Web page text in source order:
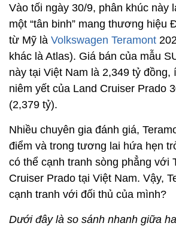
Vào tối ngày 30/9, phân khúc này
một “tân binh” mang thương hiệu
từ Mỹ là Volkswagen Teramont
khác là Atlas). Giá bán của mẫu
này tại Việt Nam là 2,349 tỷ
niêm yết của Land Cruiser Prado
(2,379 tỷ).
Nhiều chuyên gia đánh giá,
điểm và trong tương lai hứa hẹn
có thể cạnh tranh sòng phẳng với
Cruiser Prado tại Việt Nam. Vậy,
cạnh tranh với đối thủ của mình?
Dưới đây là so sánh nhanh giữa